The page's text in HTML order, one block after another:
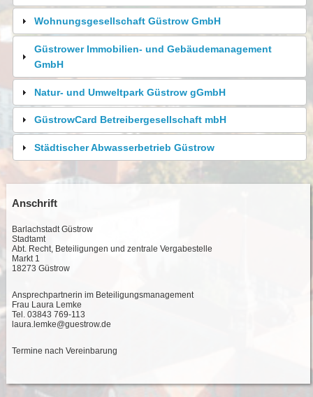
Wohnungsgesellschaft Güstrow GmbH
Güstrower Immobilien- und Gebäudemanagement
GmbH
Natur- und Umweltpark Güstrow gGmbH
GüstrowCard Betreibergesellschaft mbH
Städtischer Abwasserbetrieb Güstrow
Anschrift
Barlachstadt Güstrow
Stadtamt
Abt. Recht, Beteiligungen und zentrale Vergabestelle
Markt 1
18273 Güstrow
Ansprechpartnerin im Beteiligungsmanagement
Frau Laura Lemke
Tel. 03843 769-113
laura.lemke@guestrow.de
Termine nach Vereinbarung